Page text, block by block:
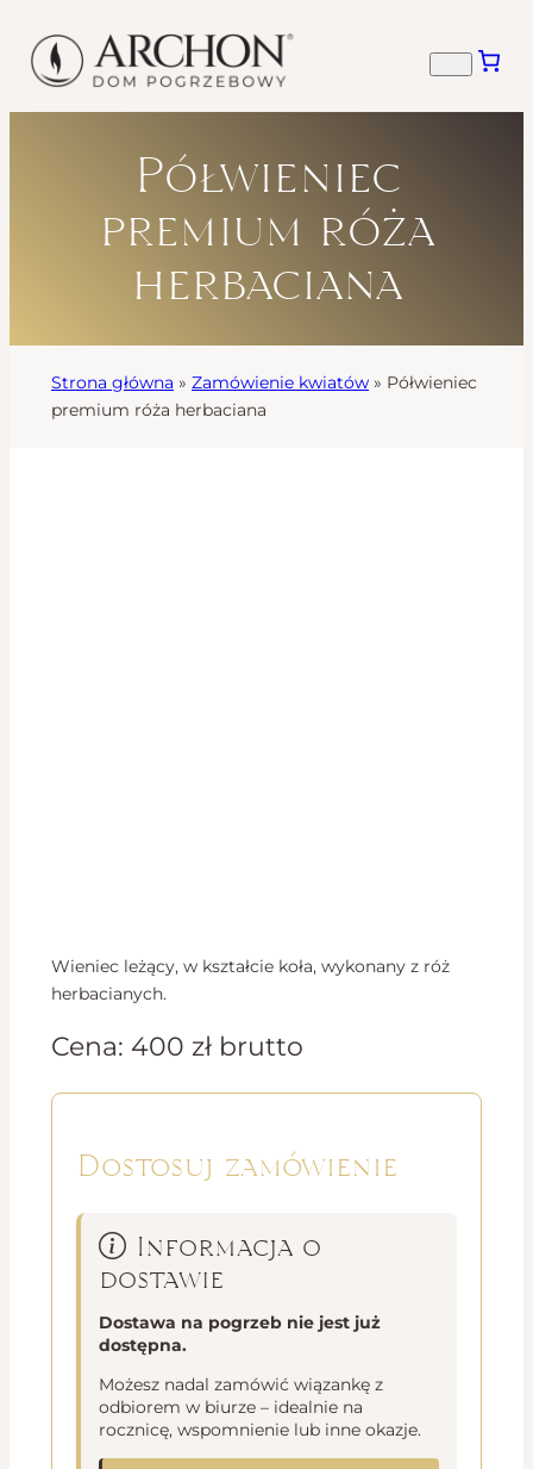
Półwieniec
premium róża
herbaciana
Strona główna » Zamówienie kwiatów » Półwieniec
premium róża herbaciana
Wieniec leżący, w kształcie koła, wykonany z róż
herbacianych.
Cena: 400 zł brutto
Dostosuj zamówienie
Informacja o
dostawie
Dostawa na pogrzeb nie jest już
dostępna.
Możesz nadal zamówić wiązankę z
odbiorem w biurze – idealnie na
rocznicę, wspomnienie lub inne okazje.